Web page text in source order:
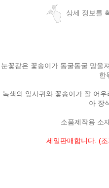
상세 정보를
눈꽃같은 꽃송이가 동굴동굴 망울
한
녹색의 잎사귀와 꽃송이가 잘 어
아 장
소품제작용 소
세일판매합니다. (